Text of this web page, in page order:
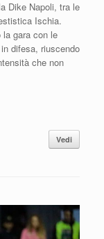
Dike Napoli, tra le
Ischia.
gara con le
difesa, riuscendo
che non
Vedi